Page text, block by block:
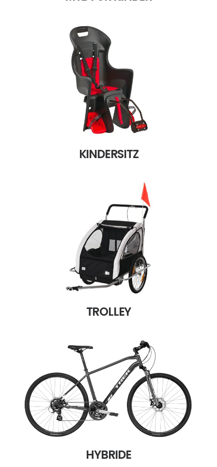
KINDERSITZ
TROLLEY
HYBRIDE